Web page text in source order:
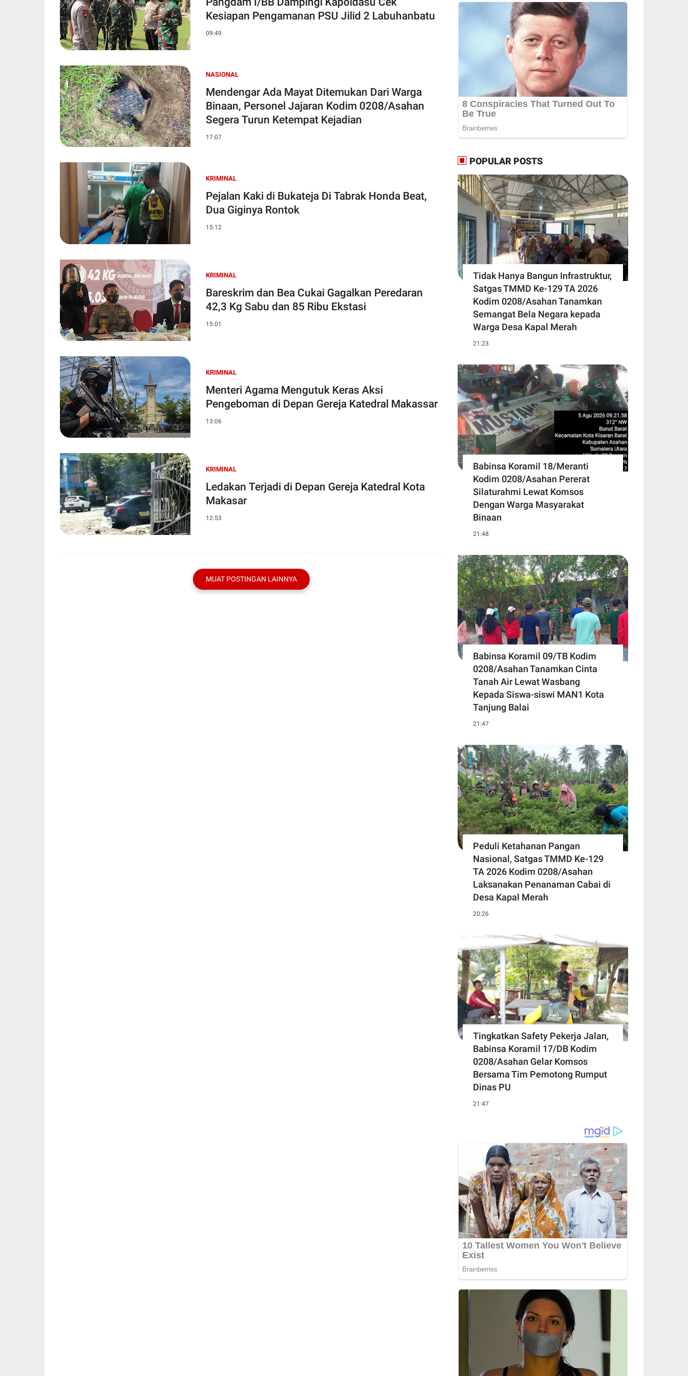
Kesiapan Pengamanan PSU Jilid 2 Labuhanbatu
09:49
NASIONAL
Mendengar Ada Mayat Ditemukan Dari Warga
Binaan, Personel Jajaran Kodim 0208/Asahan
Segera Turun Ketempat Kejadian
17:07
KRIMINAL
Pejalan Kaki di Bukateja Di Tabrak Honda Beat,
Dua Giginya Rontok
15:12
KRIMINAL
Bareskrim dan Bea Cukai Gagalkan Peredaran
42,3 Kg Sabu dan 85 Ribu Ekstasi
15:01
KRIMINAL
Menteri Agama Mengutuk Keras Aksi
Pengeboman di Depan Gereja Katedral Makassar
13:06
KRIMINAL
Ledakan Terjadi di Depan Gereja Katedral Kota
Makasar
12:53
MUAT POSTINGAN LAINNYA
POPULAR POSTS
Tidak Hanya Bangun Infrastruktur,
Satgas TMMD Ke-129 TA 2026
Kodim 0208/Asahan Tanamkan
Semangat Bela Negara kepada
Warga Desa Kapal Merah
21:23
Babinsa Koramil 18/Meranti
Kodim 0208/Asahan Pererat
Silaturahmi Lewat Komsos
Dengan Warga Masyarakat
Binaan
21:48
Babinsa Koramil 09/TB Kodim
0208/Asahan Tanamkan Cinta
Tanah Air Lewat Wasbang
Kepada Siswa-siswi MAN1 Kota
Tanjung Balai
21:47
Peduli Ketahanan Pangan
Nasional, Satgas TMMD Ke-129
TA 2026 Kodim 0208/Asahan
Laksanakan Penanaman Cabai di
Desa Kapal Merah
20:26
Tingkatkan Safety Pekerja Jalan,
Babinsa Koramil 17/DB Kodim
0208/Asahan Gelar Komsos
Bersama Tim Pemotong Rumput
Dinas PU
21:47